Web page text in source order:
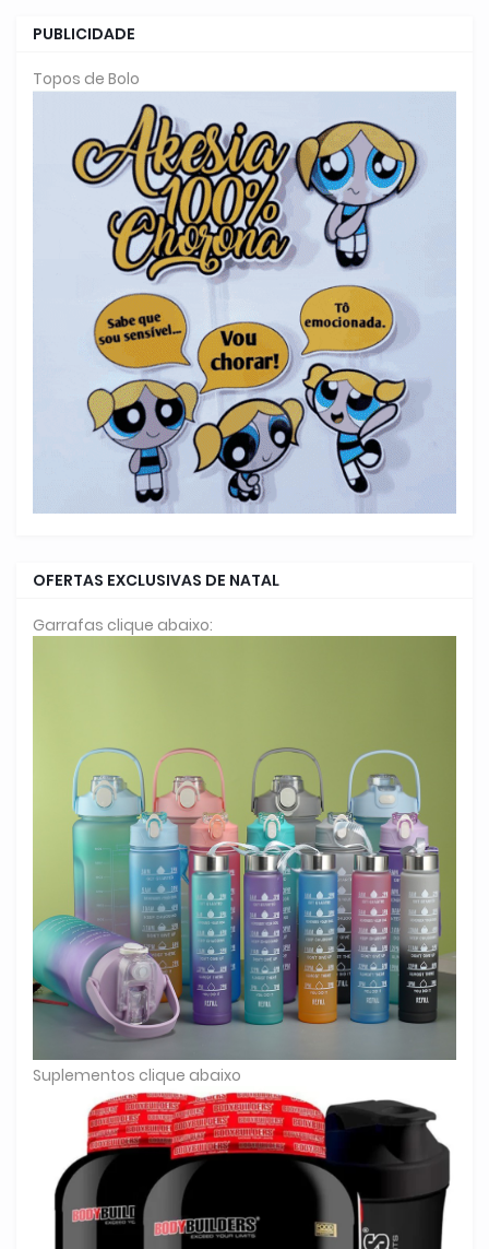
PUBLICIDADE
Topos de Bolo
OFERTAS EXCLUSIVAS DE NATAL
Garrafas clique abaixo:
Suplementos clique abaixo